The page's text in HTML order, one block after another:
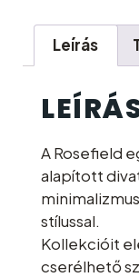
Leírás
A Rosefield
alapított
stílussal.
Kollekcióit
cserélhető